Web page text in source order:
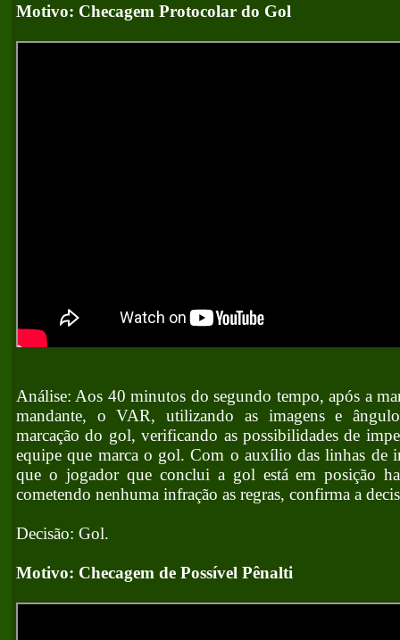
Motivo: Checagem Protocolar do Gol
Análise: Aos 40 minutos do segundo tempo, após a
mandante, o VAR, utilizando as imagens e
marcação do gol, verificando as possibilidades de
equipe que marca o gol. Com o auxílio das linhas de
que o jogador que conclui a gol está em posição
cometendo nenhuma infração as regras, confirma a
Decisão: Gol.
Motivo: Checagem de Possível Pênalti